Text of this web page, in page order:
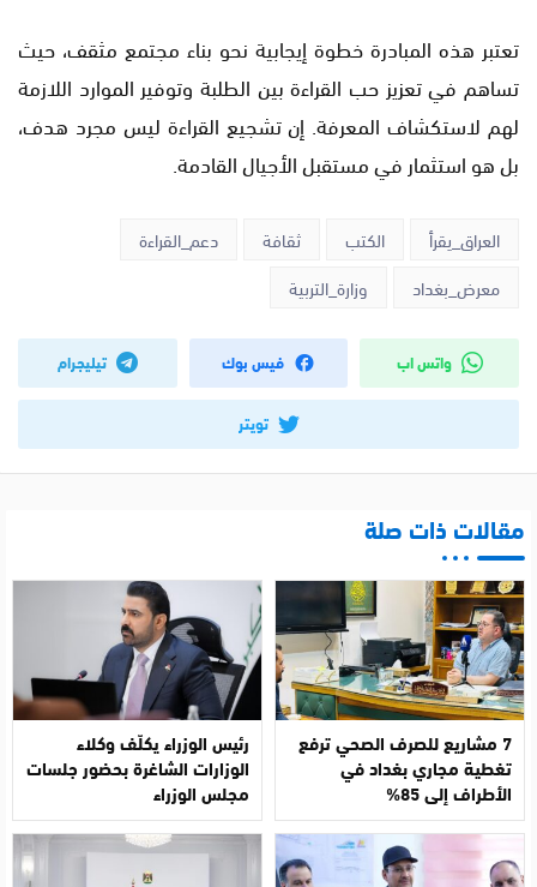
تعتبر هذه المبادرة خطوة إيجابية نحو بناء مجتمع مثقف، حيث
تساهم في تعزيز حب القراءة بين الطلبة وتوفير الموارد اللازمة
لهم لاستكشاف المعرفة. إن تشجيع القراءة ليس مجرد هدف،
بل هو استثمار في مستقبل الأجيال القادمة.
العراق_يقرأ الكتب ثقافة
دعم_القراءة
معرض_بغداد
وزارة_التربية
واتس اب فيس بوك تيليجرام
تويتر
مقالات ذات صلة
7 مشاريع للصرف الصحي ترفع
تغطية مجاري بغداد في
الأطراف إلى 85%
رئيس الوزراء يكلّف وكلاء
الوزارات الشاغرة بحضور جلسات
مجلس الوزراء